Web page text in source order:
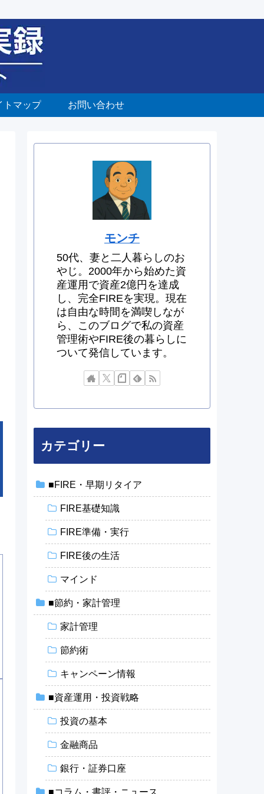
トマップ お問い合わせ
モンチ
50代、妻と二人暮らしのお
やじ。2000年から始めた資
産運用で資産2億円を達成
し、完全FIREを実現。現在
は自由な時間を満喫しなが
ら、このブログで私の資産
管理術やFIRE後の暮らしに
ついて発信しています。
カテゴリー
■FIRE・早期リタイア
FIRE基礎知識
FIRE準備・実行
FIRE後の生活
マインド
■節約・家計管理
家計管理
節約術
キャンペーン情報
■資産運用・投資戦略
投資の基本
金融商品
銀行・証券口座